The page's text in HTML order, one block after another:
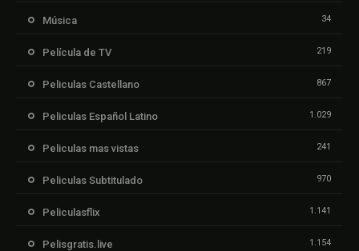
Música 34
Película de TV 219
Peliculas Castellano 867
Peliculas Español Latino 1.029
Peliculas mas vistas 241
Peliculas Subtitulado 970
Peliculasflix 1.141
Pelisgratis.live 1.154